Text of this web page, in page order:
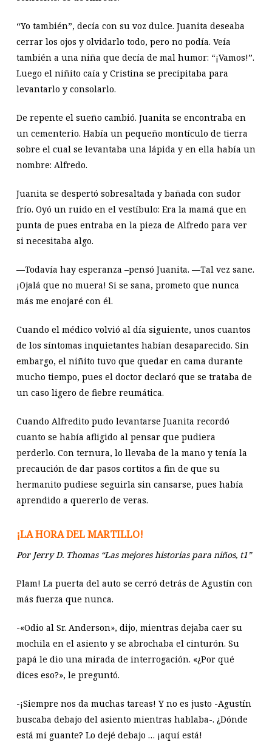
“Yo también”, decía con su voz dulce. Juanita deseaba
cerrar los ojos y olvidarlo todo, pero no podía. Veía
también a una niña que decía de mal humor: “¡Vamos!”.
Luego el niñito caía y Cristina se precipitaba para
levantarlo y consolarlo.
De repente el sueño cambió. Juanita se encontraba en
un cementerio. Había un pequeño montículo de tierra
sobre el cual se levantaba una lápida y en ella había un
nombre: Alfredo.
Juanita se despertó sobresaltada y bañada con sudor
frío. Oyó un ruido en el vestíbulo: Era la mamá que en
punta de pues entraba en la pieza de Alfredo para ver
si necesitaba algo.
—Todavía hay esperanza –pensó Juanita. —Tal vez sane.
¡Ojalá que no muera! Si se sana, prometo que nunca
más me enojaré con él.
Cuando el médico volvió al día siguiente, unos cuantos
de los síntomas inquietantes habían desaparecido. Sin
embargo, el niñito tuvo que quedar en cama durante
mucho tiempo, pues el doctor declaró que se trataba de
un caso ligero de fiebre reumática.
Cuando Alfredito pudo levantarse Juanita recordó
cuanto se había afligido al pensar que pudiera
perderlo. Con ternura, lo llevaba de la mano y tenía la
precaución de dar pasos cortitos a fin de que su
hermanito pudiese seguirla sin cansarse, pues había
aprendido a quererlo de veras.
¡LA HORA DEL MARTILLO!
Por Jerry D. Thomas “Las mejores historias para niños, t1”
Plam! La puerta del auto se cerró detrás de Agustín con
más fuerza que nunca.
-«Odio al Sr. Anderson», dijo, mientras dejaba caer su
mochila en el asiento y se abrochaba el cinturón. Su
papá le dio una mirada de interrogación. «¿Por qué
dices eso?», le preguntó.
-¡Siempre nos da muchas tareas! Y no es justo -Agustín
buscaba debajo del asiento mientras hablaba-. ¿Dónde
está mi guante? Lo dejé debajo … ¡aquí está!